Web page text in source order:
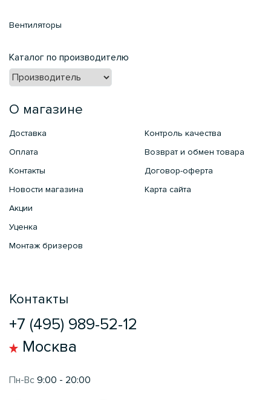
Вентиляторы
Каталог по производителю
О магазине
Доставка
Оплата
Контакты
Новости магазина
Акции
Уценка
Монтаж бризеров
Контроль качества
Возврат и обмен товара
Договор-оферта
Карта сайта
Контакты
+7 (495) 989-52-12
Москва
Пн-Вс 9:00 - 20:00